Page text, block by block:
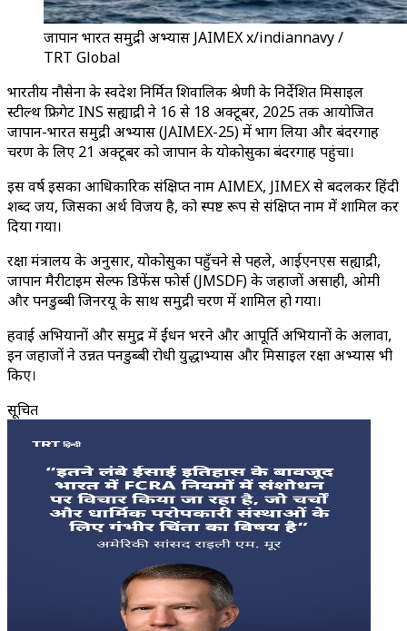
जापान भारत समुद्री अभ्यास JAIMEX x/indiannavy /
TRT Global
भारतीय नौसेना के स्वदेश निर्मित शिवालिक श्रेणी के निर्देशित मिसाइल
स्टील्थ फ्रिगेट INS सह्याद्री ने 16 से 18 अक्टूबर, 2025 तक आयोजित
जापान-भारत समुद्री अभ्यास (JAIMEX-25) में भाग लिया और बंदरगाह
चरण के लिए 21 अक्टूबर को जापान के योकोसुका बंदरगाह पहुंचा।
इस वर्ष इसका आधिकारिक संक्षिप्त नाम AIMEX, JIMEX से बदलकर हिंदी
शब्द जय, जिसका अर्थ विजय है, को स्पष्ट रूप से संक्षिप्त नाम में शामिल कर
दिया गया।
रक्षा मंत्रालय के अनुसार, योकोसुका पहुँचने से पहले, आईएनएस सह्याद्री,
जापान मैरीटाइम सेल्फ डिफेंस फोर्स (JMSDF) के जहाजों असाही, ओमी
और पनडुब्बी जिनरयू के साथ समुद्री चरण में शामिल हो गया।
हवाई अभियानों और समुद्र में ईंधन भरने और आपूर्ति अभियानों के अलावा,
इन जहाजों ने उन्नत पनडुब्बी रोधी युद्धाभ्यास और मिसाइल रक्षा अभ्यास भी
किए।
सूचित